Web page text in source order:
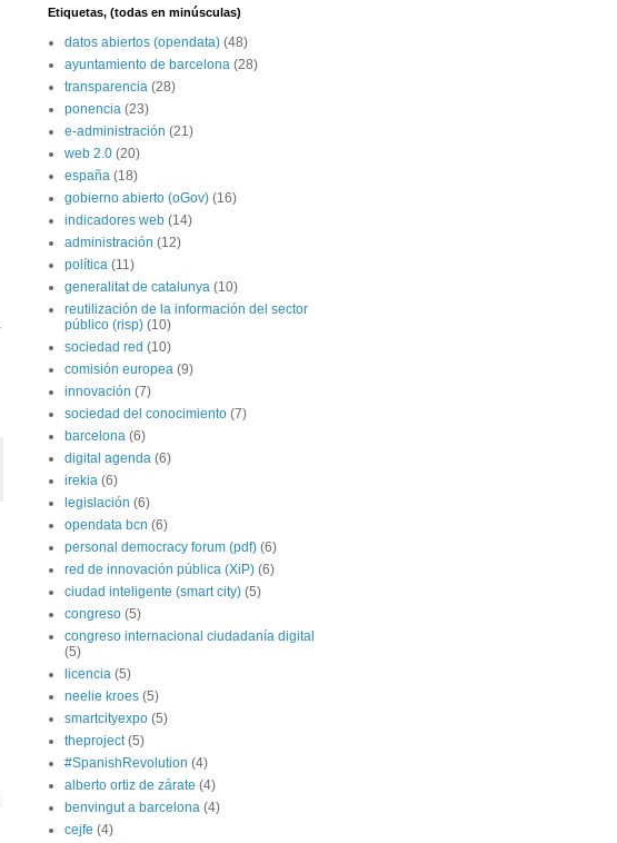
Etiquetas, (todas en minúsculas)
datos abiertos (opendata) (48)
ayuntamiento de barcelona (28)
transparencia (28)
ponencia (23)
e-administración (21)
web 2.0 (20)
españa (18)
gobierno abierto (oGov) (16)
indicadores web (14)
administración (12)
política (11)
generalitat de catalunya (10)
reutilización de la información del sector
público (risp) (10)
sociedad red (10)
comisión europea (9)
innovación (7)
sociedad del conocimiento (7)
barcelona (6)
digital agenda (6)
irekia (6)
legislación (6)
opendata bcn (6)
personal democracy forum (pdf) (6)
red de innovación pública (XiP) (6)
ciudad inteligente (smart city) (5)
congreso (5)
congreso internacional ciudadanía digital
(5)
licencia (5)
neelie kroes (5)
smartcityexpo (5)
theproject (5)
#SpanishRevolution (4)
alberto ortiz de zárate (4)
benvingut a barcelona (4)
cejfe (4)